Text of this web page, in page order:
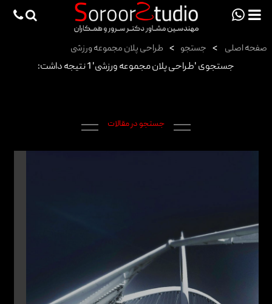
viewportchecker
×
اجرا
صفحه اصلی > جستجو > طراحی پلان مجموعه ورزشی
جستجوی 'طراحی پلان مجموعه ورزشی' 1 نتیجه داشت:
جستجو در مقالات